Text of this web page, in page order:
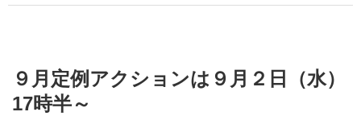
９月定例アクションは９月２日（水）
17時半～